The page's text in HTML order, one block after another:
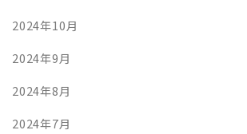
2024年10月
2024年9月
2024年8月
2024年7月